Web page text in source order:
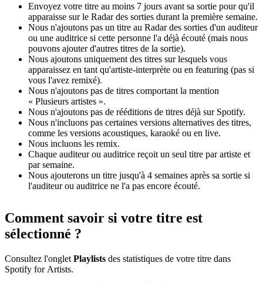
Envoyez votre titre au moins 7 jours avant sa sortie pour qu'il
apparaisse sur le Radar des sorties durant la première semaine.
Nous n'ajoutons pas un titre au Radar des sorties d'un auditeur
ou une auditrice si cette personne l'a déjà écouté (mais nous
pouvons ajouter d'autres titres de la sortie).
Nous ajoutons uniquement des titres sur lesquels vous
apparaissez en tant qu'artiste-interprète ou en featuring (pas si
vous l'avez remixé).
Nous n'ajoutons pas de titres comportant la mention
« Plusieurs artistes ».
Nous n'ajoutons pas de rééditions de titres déjà sur Spotify.
Nous n'incluons pas certaines versions alternatives des titres,
comme les versions acoustiques, karaoké ou en live.
Nous incluons les remix.
Chaque auditeur ou auditrice reçoit un seul titre par artiste et
par semaine.
Nous ajouterons un titre jusqu'à 4 semaines après sa sortie si
l'auditeur ou auditrice ne l'a pas encore écouté.
Comment savoir si votre titre est
sélectionné ?
Consultez l'onglet Playlists des statistiques de votre titre dans
Spotify for Artists.